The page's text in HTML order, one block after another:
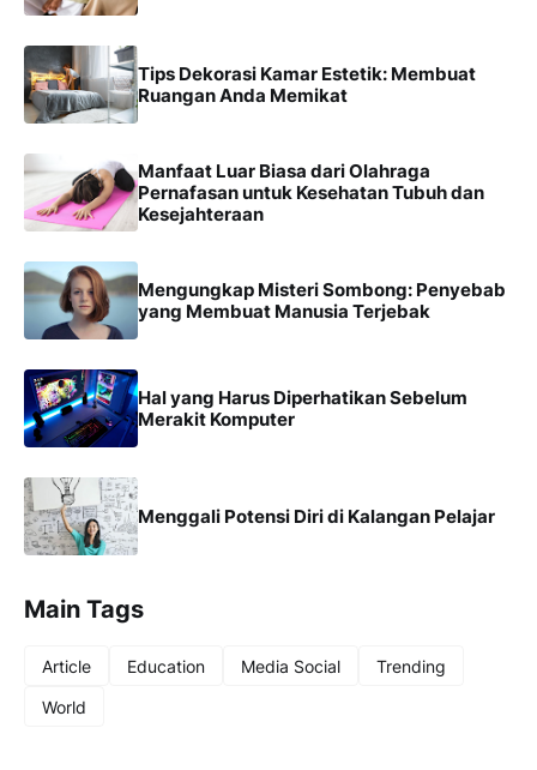
Tips Dekorasi Kamar Estetik: Membuat
Ruangan Anda Memikat
Manfaat Luar Biasa dari Olahraga
Pernafasan untuk Kesehatan Tubuh dan
Kesejahteraan
Mengungkap Misteri Sombong: Penyebab
yang Membuat Manusia Terjebak
Hal yang Harus Diperhatikan Sebelum
Merakit Komputer
Menggali Potensi Diri di Kalangan Pelajar
Main Tags
Article Education Media Social
Trending
World